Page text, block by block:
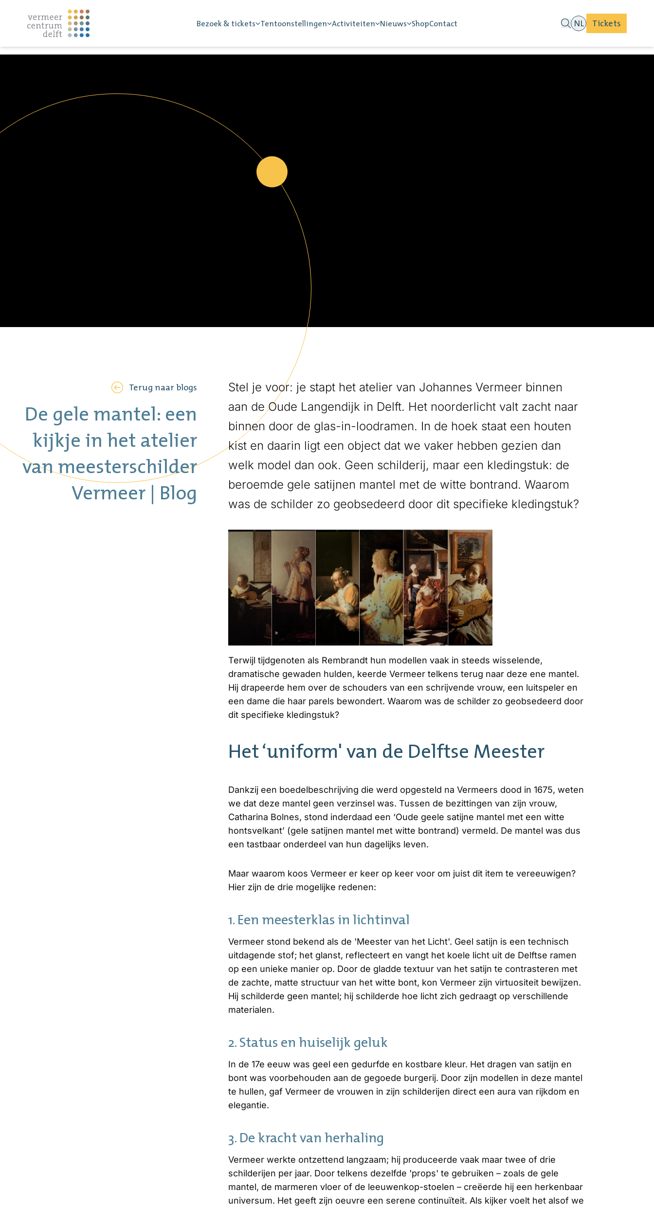
Bezoek & tickets Tentoonstellingen Activiteiten Nieuws ShopContact NL Tickets
Terug naar blogs
De gele mantel: een
kijkje in het atelier
van meesterschilder
Vermeer | Blog
Stel je voor: je stapt het atelier van Johannes Vermeer binnen
aan de Oude Langendijk in Delft. Het noorderlicht valt zacht naar
binnen door de glas-in-loodramen. In de hoek staat een houten
kist en daarin ligt een object dat we vaker hebben gezien dan
welk model dan ook. Geen schilderij, maar een kledingstuk: de
beroemde gele satijnen mantel met de witte bontrand. Waarom
was de schilder zo geobsedeerd door dit specifieke kledingstuk?
Terwijl tijdgenoten als Rembrandt hun modellen vaak in steeds wisselende,
dramatische gewaden hulden, keerde Vermeer telkens terug naar deze ene mantel.
Hij drapeerde hem over de schouders van een schrijvende vrouw, een luitspeler en
een dame die haar parels bewondert. Waarom was de schilder zo geobsedeerd door
dit specifieke kledingstuk?
Het ‘uniform' van de Delftse Meester
Dankzij een boedelbeschrijving die werd opgesteld na Vermeers dood in 1675, weten
we dat deze mantel geen verzinsel was. Tussen de bezittingen van zijn vrouw,
Catharina Bolnes, stond inderdaad een ‘Oude geele satijne mantel met een witte
hontsvelkant’ (gele satijnen mantel met witte bontrand) vermeld. De mantel was dus
een tastbaar onderdeel van hun dagelijks leven.
Maar waarom koos Vermeer er keer op keer voor om juist dit item te vereeuwigen?
Hier zijn de drie mogelijke redenen:
1. Een meesterklas in lichtinval
Vermeer stond bekend als de 'Meester van het Licht'. Geel satijn is een technisch
uitdagende stof; het glanst, reflecteert en vangt het koele licht uit de Delftse ramen
op een unieke manier op. Door de gladde textuur van het satijn te contrasteren met
de zachte, matte structuur van het witte bont, kon Vermeer zijn virtuositeit bewijzen.
Hij schilderde geen mantel; hij schilderde hoe licht zich gedraagt op verschillende
materialen.
2. Status en huiselijk geluk
In de 17e eeuw was geel een gedurfde en kostbare kleur. Het dragen van satijn en
bont was voorbehouden aan de gegoede burgerij. Door zijn modellen in deze mantel
te hullen, gaf Vermeer de vrouwen in zijn schilderijen direct een aura van rijkdom en
elegantie.
3. De kracht van herhaling
Vermeer werkte ontzettend langzaam; hij produceerde vaak maar twee of drie
schilderijen per jaar. Door telkens dezelfde 'props' te gebruiken – zoals de gele
mantel, de marmeren vloer of de leeuwenkop-stoelen – creëerde hij een herkenbaar
universum. Het geeft zijn oeuvre een serene continuïteit. Als kijker voelt het alsof we